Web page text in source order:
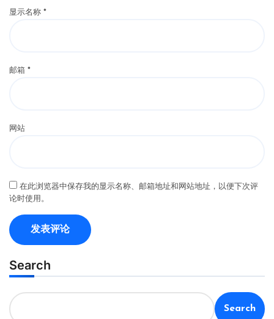
显示名称 *
邮箱 *
网站
在此浏览器中保存我的显示名称、邮箱地址和网站地址，以便下次评
论时使用。
Search
Search